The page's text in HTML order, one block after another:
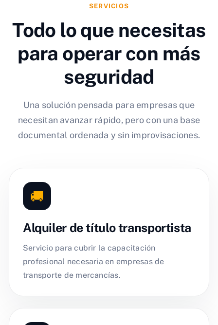
SERVICIOS
Todo lo que necesitas
para operar con más
seguridad
Una solución pensada para empresas que
necesitan avanzar rápido, pero con una base
documental ordenada y sin improvisaciones.
🚚
Alquiler de título transportista
Servicio para cubrir la capacitación
profesional necesaria en empresas de
transporte de mercancías.